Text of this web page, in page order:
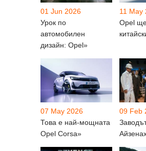
01 Jun 2026
Урок по
автомобилен
дизайн: Opel»
11 May
Opel
07 May 2026
Това е най-мощната
Opel Corsa»
09 Feb